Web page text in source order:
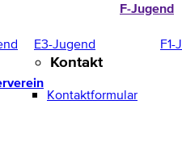
E3-Jugend
F-Jugend
Kontakt
Kontaktformular